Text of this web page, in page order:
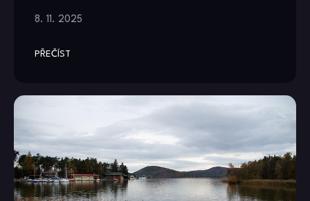
8. 11. 2025
PŘEČÍST